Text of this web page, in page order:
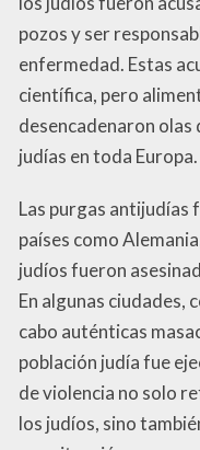
pozos y ser
enfermedad. Estas
científica, pero
desencadenaron
judías en toda Europa.
Las purgas antijudías
países como
judíos fueron
En algunas ciudades,
cabo auténticas
población judía fue
de violencia no solo
los judíos, sino